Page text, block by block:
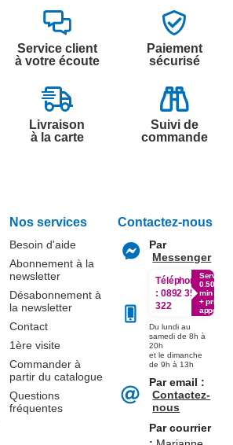
Service client
à votre écoute
Paiement
sécurisé
Livraison
à la carte
Suivi de
commande
Nos services
Besoin d'aide
Abonnement à la
newsletter
Désabonnement à
la newsletter
Contact
1ère visite
Commander à
partir du catalogue
Questions
fréquentes
Contactez-nous
Par
Messenger
Téléphone
: 0892 350
322
Service
0.50€ /
min
+ prix
appel
Du lundi au
samedi de 8h à
20h
et le dimanche
de 9h à 13h
Par email :
Contactez-
nous
Par courrier